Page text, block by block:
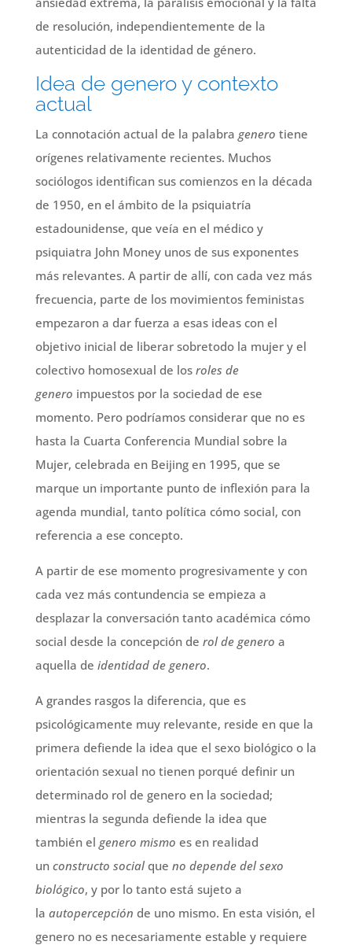
de resolución, independientemente de la
autenticidad de la identidad de género.
Idea de genero y contexto
actual
La connotación actual de la palabra genero tiene
orígenes relativamente recientes. Muchos
sociólogos identifican sus comienzos en la década
de 1950, en el ámbito de la psiquiatría
estadounidense, que veía en el médico y
psiquiatra John Money unos de sus exponentes
más relevantes. A partir de allí, con cada vez más
frecuencia, parte de los movimientos feministas
empezaron a dar fuerza a esas ideas con el
objetivo inicial de liberar sobretodo la mujer y el
colectivo homosexual de los roles de
genero impuestos por la sociedad de ese
momento. Pero podríamos considerar que no es
hasta la Cuarta Conferencia Mundial sobre la
Mujer, celebrada en Beijing en 1995, que se
marque un importante punto de inflexión para la
agenda mundial, tanto política cómo social, con
referencia a ese concepto.
A partir de ese momento progresivamente y con
cada vez más contundencia se empieza a
desplazar la conversación tanto académica cómo
social desde la concepción de rol de genero a
aquella de identidad de genero.
A grandes rasgos la diferencia, que es
psicológicamente muy relevante, reside en que la
primera defiende la idea que el sexo biológico o la
orientación sexual no tienen porqué definir un
determinado rol de genero en la sociedad;
mientras la segunda defiende la idea que
también el genero mismo es en realidad
un constructo socialque no depende del sexo
biológico, y por lo tanto está sujeto a
la autopercepción de uno mismo. En esta visión, el
genero no es necesariamente estable y requiere